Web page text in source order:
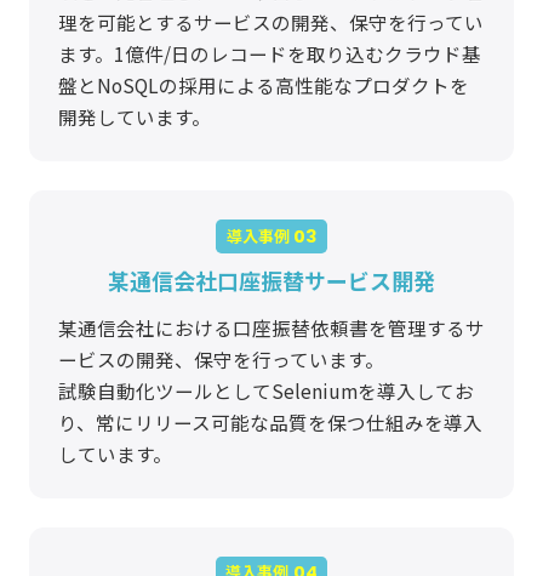
理を可能とするサービスの開発、保守を行ってい
ます。1億件/日のレコードを取り込むクラウド基
盤とNoSQLの採用による高性能なプロダクトを
開発しています。
導入事例
某通信会社口座振替サービス開発
某通信会社における口座振替依頼書を管理するサ
ービスの開発、保守を行っています。
試験自動化ツールとしてSeleniumを導入してお
り、常にリリース可能な品質を保つ仕組みを導入
しています。